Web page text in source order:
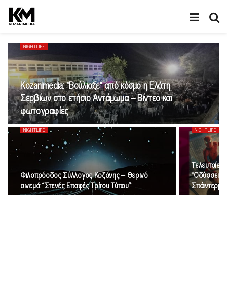
NIGHTLIFE
Κοzanimedia: “Βούλιαξε” από κόσμο η Ελάτη
Σερβίων στο ετήσιο Αντάμωμα – Βίντεο και
φωτογραφίες
NIGHTLIFE
Φιλοπρόοδος Σύλλογος Κοζάνης – Θερινό
σινεμά «Στενές Επαφές Τρίτου Τύπου»
NIGHTLIFE
Τελευταίες